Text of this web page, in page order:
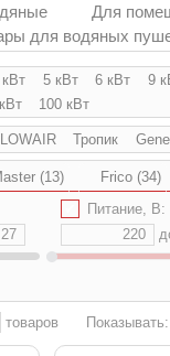
Для
для водяных
5 кВт 6 кВт 9
100 кВт
Тропик
(13) Frico (34)
Питание, В:
товаров Показывать: